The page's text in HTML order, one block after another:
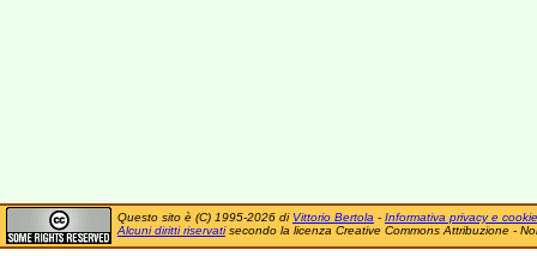
Questo sito è (C) 1995-2026 di Vittorio Bertola - Informativa privacy e cookie
Alcuni diritti riservatisecondo la licenza Creative Commons Attribuzione -